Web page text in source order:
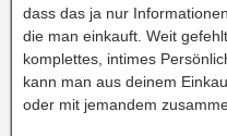
dass das ja nur
die man einkauft. Weit
komplettes, intimes
kann man aus deinem
oder mit jemandem